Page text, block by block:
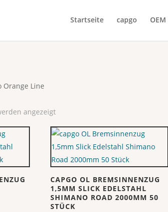
Startseite capgo OEM
Orange Line
angezeigt
CAPGO OL BREMSINNENZUG
1,5MM SLICK EDELSTAHL
SHIMANO ROAD 2000MM 50
STÜCK